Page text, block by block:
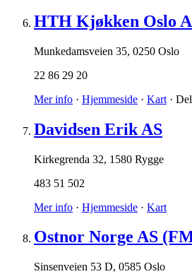
HTH Kjøkken Oslo
Munkedamsveien 35, 0250 Oslo
22 86 29 20
Mer info · Hjemmeside · Kart ·
Davidsen Erik AS
Kirkegrenda 32, 1580 Rygge
483 51 502
Mer info · Hjemmeside · Kart
Ostnor Norge AS
Sinsenveien 53 D, 0585 Oslo